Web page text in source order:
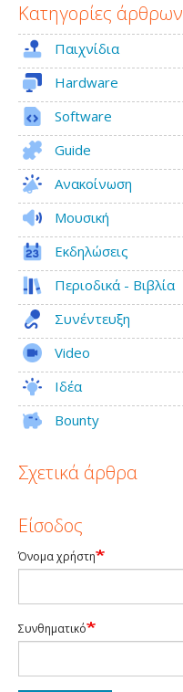
Κατηγορίες άρθρων
Παιχνίδια
Hardware
Software
Guide
Ανακοίνωση
Μουσική
Εκδηλώσεις
Περιοδικά - Βιβλία
Συνέντευξη
Video
Ιδέα
Bounty
Σχετικά άρθρα
Είσοδος
Όνομα χρήστη
Συνθηματικό